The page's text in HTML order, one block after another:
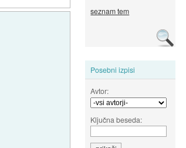
seznam tem
Posebni izpisi
Avtor:
Ključna beseda: